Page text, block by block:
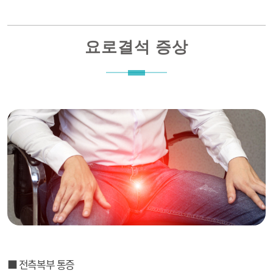
요로결석 증상
■ 전측복부 통증